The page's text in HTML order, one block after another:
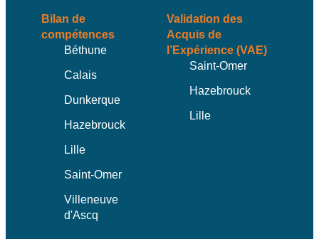
Bilan de
compétences
Béthune
Calais
Dunkerque
Hazebrouck
Lille
Saint-Omer
Villeneuve
d'Ascq
Validation des
Acquis de
l’Expérience (VAE)
Saint-Omer
Hazebrouck
Lille